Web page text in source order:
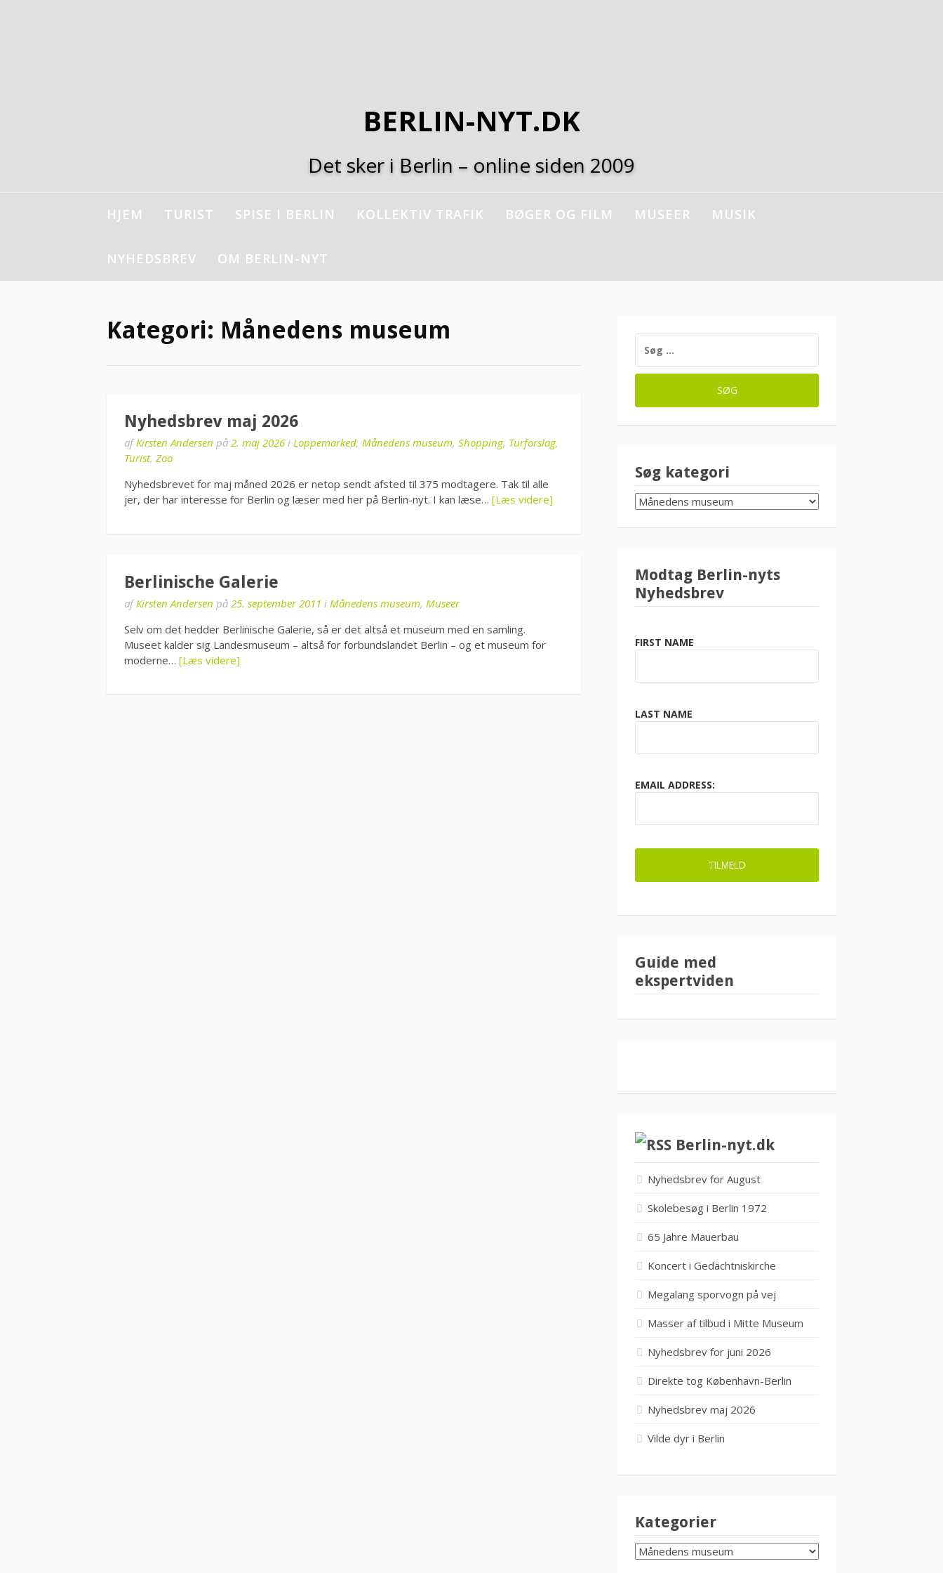
BERLIN-NYT.DK
Det sker i Berlin – online siden 2009
HJEM TURIST SPISE I BERLIN KOLLEKTIV TRAFIK BØGER OG FILM MUSEER MUSIK
NYHEDSBREV OM BERLIN-NYT
Kategori: Månedens museum
Nyhedsbrev maj 2026
afKirsten Andersen på 2. maj 2026 i Loppemarked, Månedens museum, Shopping, Turforslag,
Turist, Zoo
Nyhedsbrevet for maj måned 2026 er netop sendt afsted til 375 modtagere. Tak til alle
jer, der har interesse for Berlin og læser med her på Berlin-nyt. I kan læse… [Læs videre]
Berlinische Galerie
afKirsten Andersen på 25. september 2011 i Månedens museum, Museer
Selv om det hedder Berlinische Galerie, så er det altså et museum med en samling.
Museet kalder sig Landesmuseum – altså for forbundslandet Berlin – og et museum for
moderne… [Læs videre]
EFTER:
Søg kategori
SØG
KATEGORI
Modtag Berlin-nyts
Nyhedsbrev
FIRST NAME
LAST NAME
EMAIL ADDRESS:
Guide med
ekspertviden
Berlin-nyt.dk
Nyhedsbrev for August
Skolebesøg i Berlin 1972
65 Jahre Mauerbau
Koncert i Gedächtniskirche
Megalang sporvogn på vej
Masser af tilbud i Mitte Museum
Nyhedsbrev for juni 2026
Direkte tog København-Berlin
Nyhedsbrev maj 2026
Vilde dyr i Berlin
Kategorier
KATEGORIER